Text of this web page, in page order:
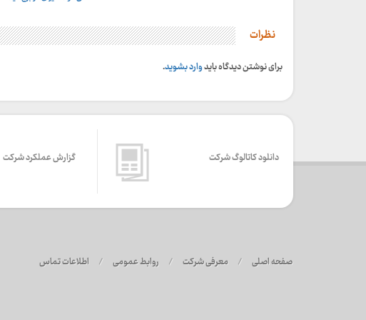
نظرات
برای نوشتن دیدگاه بایدوارد بشوید.
دانلود کاتالوگ شرکت گزارش عملکرد شرکت
صفحه اصلی / معرفی شرکت / روابط عمومی / اطلاعات تماس